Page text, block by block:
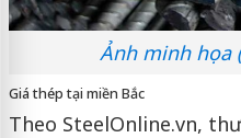
Ảnh minh họa
Giá thép tại miền Bắc
Theo SteelOnline.vn,